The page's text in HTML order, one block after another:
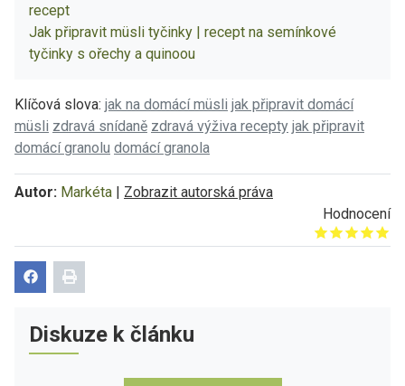
recept
Jak připravit müsli tyčinky | recept na semínkové
tyčinky s ořechy a quinoou
Klíčová slova: jak na domácí müsli jak připravit domácí
müsli zdravá snídaně zdravá výživa recepty jak připravit
domácí granolu domácí granola
Autor: Markéta | Zobrazit autorská práva
Hodnocení
Give it 1/5
Give it 2/5
Give it 3/5
Give it 4/5
Give it 5/5
Diskuze k článku